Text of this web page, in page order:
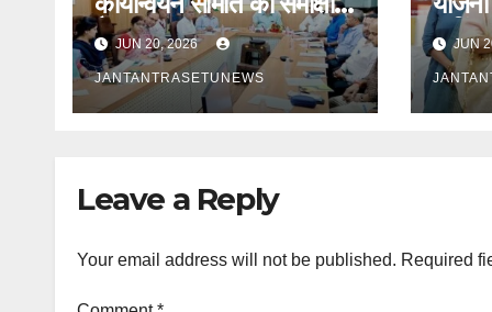
बैठक सम्पन्न
JUN 20, 2026
JANTANTRASETUNEWS
कुकिंग
JUN
Leave a Reply
Your email address will not be published. Required